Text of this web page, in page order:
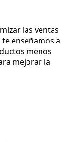
las ventas
enseñamos a
menos
mejorar la